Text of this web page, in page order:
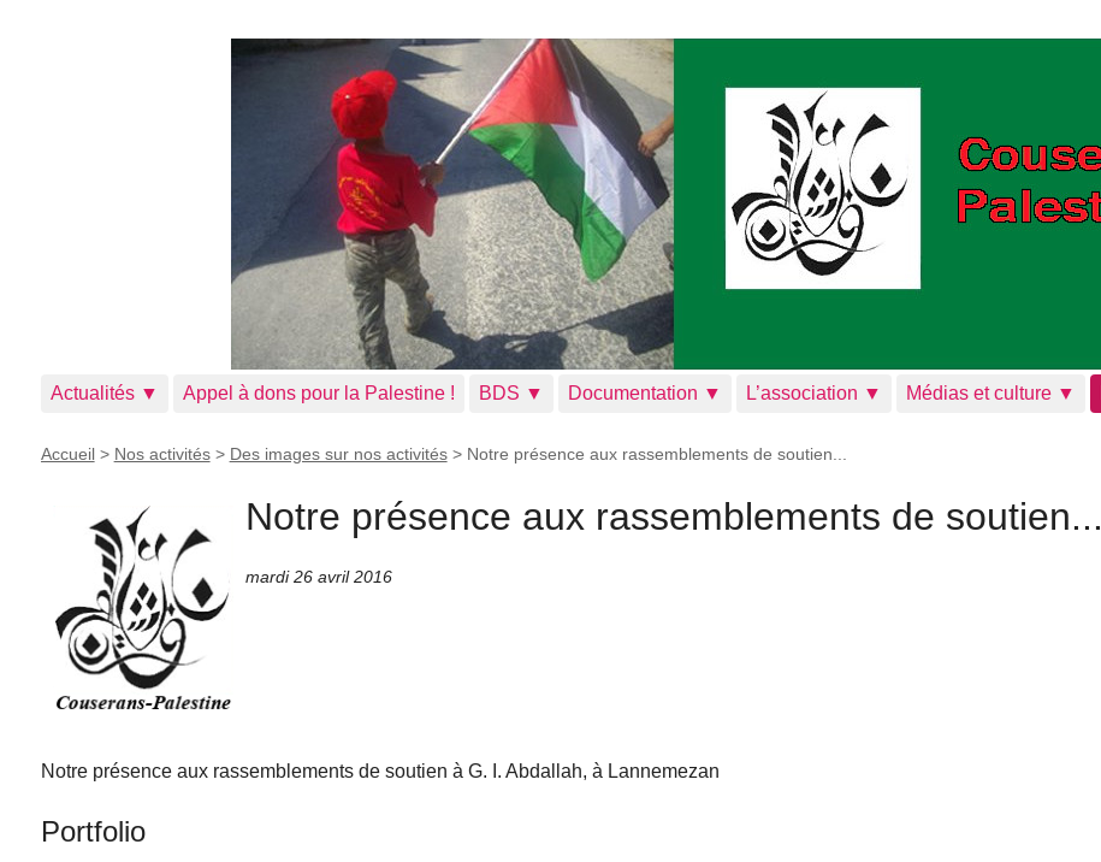
Actualités ▼ Appel à dons pour la Palestine ! BDS ▼ Documentation ▼ L’association ▼ Médias et culture ▼
Accueil> Nos activités> Des images sur nos activités> Notre présence aux rassemblements de soutien...
Notre présence aux rassemblements de soutien...
mardi 26 avril 2016
Notre présence aux rassemblements de soutien à G. I. Abdallah, à Lannemezan
Portfolio